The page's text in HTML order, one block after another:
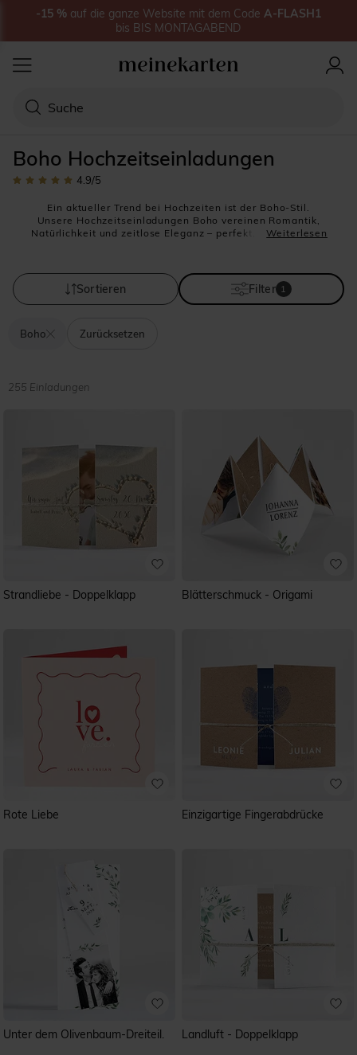
Boho Hochzeitseinladungen
4.9/5
Ein aktueller Trend bei Hochzeiten ist der Boho-Stil.
Unsere Hochzeitseinladungen Boho vereinen Romantik,
Natürlichkeit und zeitlose Eleganz – perfekt, um Ihre Feier
florale Aquarelle und verspielte Blumenmotive. Diese Art
von Hochzeitseinladungen eignen sich hervorragend für
eine Feier im ländlichen Stil, eine Vintage-Hochzeit oder
Weiterlesen
Sortieren Filter 1
Boho Zurücksetzen
255 Einladungen
Strandliebe - Doppelklapp Blätterschmuck - Origami
Rote Liebe Einzigartige Fingerabdrücke
Unter dem Olivenbaum-Dreiteil. Landluft - Doppelklapp
-15 % auf die ganze Website mit dem Code A-FLASH1
bis BIS MONTAGABEND